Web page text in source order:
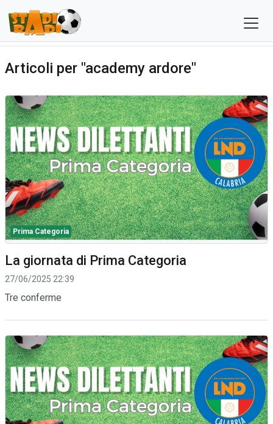
Articoli per "academy ardore"
Prima Categoria
La giornata di Prima Categoria
27/06/2025 22:39
Tre conferme